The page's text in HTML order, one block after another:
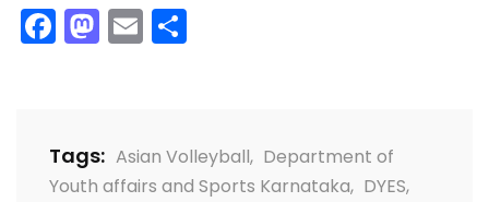
Facebook
Mastodon
Email
Tags: Asian Volleyball, Department of
Youth affairs and Sports Karnataka, DYES,